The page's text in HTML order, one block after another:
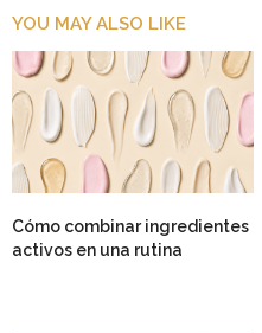
YOU MAY ALSO LIKE
Cómo combinar ingredientes
activos en una rutina